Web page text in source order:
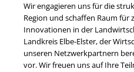
Wir engagieren uns für die
Region und schaffen Raum
Innovationen in der
Landkreis Elbe-Elster, der
unseren Netzwerkpartnern
vor. Wir freuen uns auf Ihre